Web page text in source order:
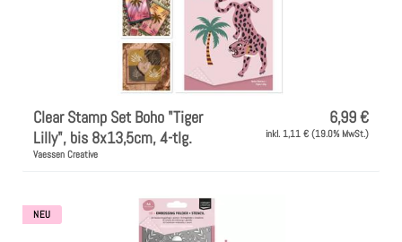
Clear Stamp Set Boho "Tiger
Lilly", bis 8x13,5cm, 4-tlg.
Vaessen Creative
6,99 €
inkl. 1,11 € (19.0% MwSt.)
NEU